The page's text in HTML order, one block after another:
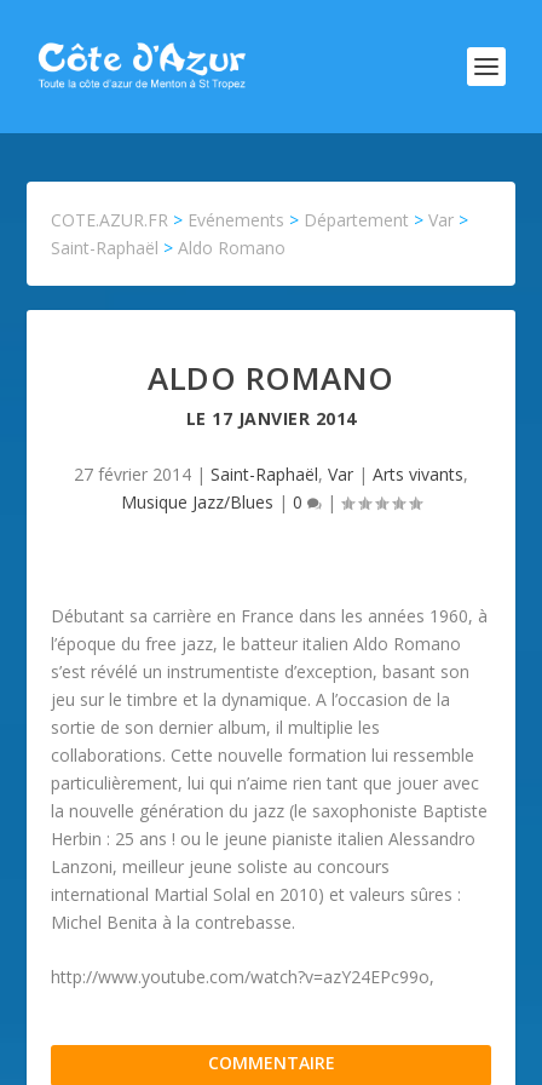
COTE.AZUR.FR > Evénements > Département >Var >
Saint-Raphaël >Aldo Romano
ALDO ROMANO
LE 17 JANVIER 2014
27 février 2014 | Saint-Raphaël, Var | Arts vivants,
Musique Jazz/Blues | 0 |
Débutant sa carrière en France dans les années 1960, à
l’époque du free jazz, le batteur italien Aldo Romano
s’est révélé un instrumentiste d’exception, basant son
jeu sur le timbre et la dynamique. A l’occasion de la
sortie de son dernier album, il multiplie les
collaborations. Cette nouvelle formation lui ressemble
particulièrement, lui qui n’aime rien tant que jouer avec
la nouvelle génération du jazz (le saxophoniste Baptiste
Herbin : 25 ans ! ou le jeune pianiste italien Alessandro
Lanzoni, meilleur jeune soliste au concours
international Martial Solal en 2010) et valeurs sûres :
Michel Benita à la contrebasse.
http://www.youtube.com/watch?v=azY24EPc99o,
COMMENTAIRE